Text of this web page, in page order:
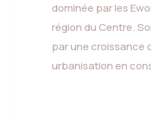
dominée par les
région du Centre.
par une croissance
urbanisation en